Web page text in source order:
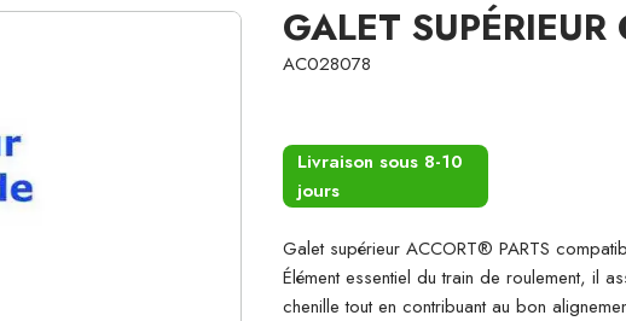
GALET
AC028078
Livraison sous 8-10
jours
Galet supérieur ACCORT® PARTS
Élément essentiel du train de roulement, il
chenille tout en contribuant au bon